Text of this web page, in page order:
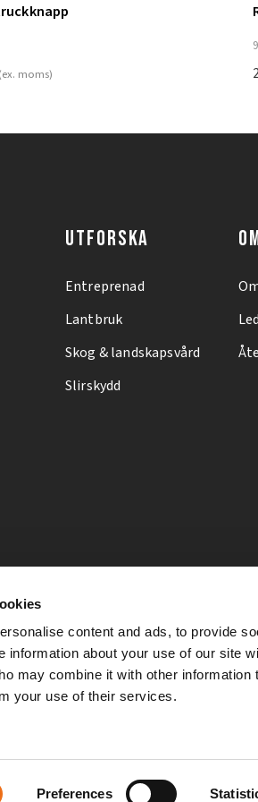
content and ads, to provide
information about your use of our site
may combine it with other information
your use of their services.
Preferences
till i varukorg
(ex. moms)
UTFORSKA
Entreprenad
Lantbruk
Skog & landskapsvård
Slirskydd